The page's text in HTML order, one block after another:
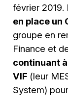
février
en place un
groupe en
Finance et
continuant
VIF (leur
System)